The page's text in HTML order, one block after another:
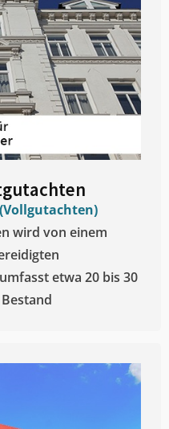
wird von einem
etwa 20 bis 30